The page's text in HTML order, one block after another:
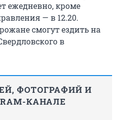
ежедневно, кроме
— в 12.20.
смогут ездить на
в
ФОТОГРАФИЙ И
КАНАЛЕ